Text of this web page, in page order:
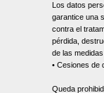
Los datos
garantice una
contra el
pérdida,
de las
• Cesiones de
Queda